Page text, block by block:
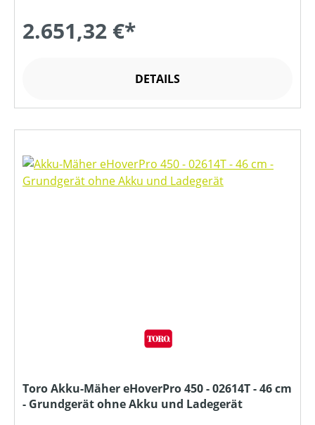
2.651,32 €*
DETAILS
Toro Akku-Mäher eHoverPro 450 - 02614T - 46 cm
- Grundgerät ohne Akku und Ladegerät